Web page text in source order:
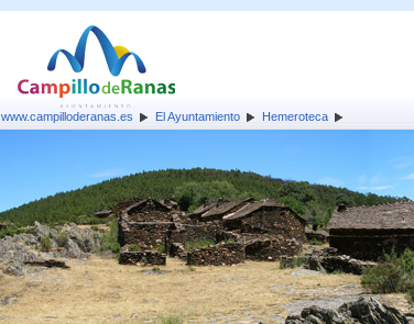
www.campilloderanas.es El Ayuntamiento Hemeroteca